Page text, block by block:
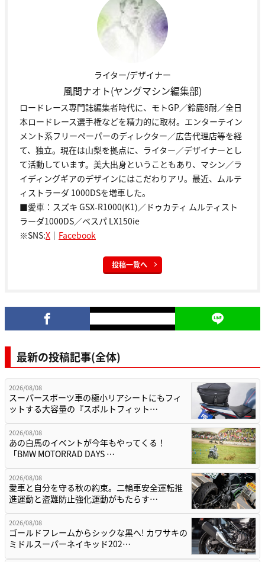
ライター/デザイナー
風間ナオト(ヤングマシン編集部)
ロードレース専門誌編集者時代に、モトGP／鈴鹿8耐／全日
本ロードレース選手権などを精力的に取材。エンターテイン
メント系フリーペーパーのディレクター／広告代理店等を経
て、独立。現在は山梨を拠点に、ライター／デザイナーとし
て活動しています。美大出身ということもあり、マシン／ラ
イディングギアのデザインにはこだわりアリ。最近、ムルテ
ィストラーダ 1000DSを増車した。
■愛車：スズキ GSX-R1000(K1)／ドゥカティ ムルティスト
ラーダ1000DS／ベスパ LX150ie
※SNS:X ｜ Facebook
投稿一覧へ
最新の投稿記事(全体)
2026/08/08
スーパースポーツ車の極小リアシートにもフィ
ットする大容量の『スポルトフィット…
2026/08/08
あの白馬のイベントが今年もやってくる！
「BMW MOTORRAD DAYS …
2026/08/08
愛車と自分を守る秋の約束。二輪車安全運転推
進運動と盗難防止強化運動がもたらす…
2026/08/08
ゴールドフレームからシックな黒へ! カワサキの
ミドルスーパーネイキッド202…